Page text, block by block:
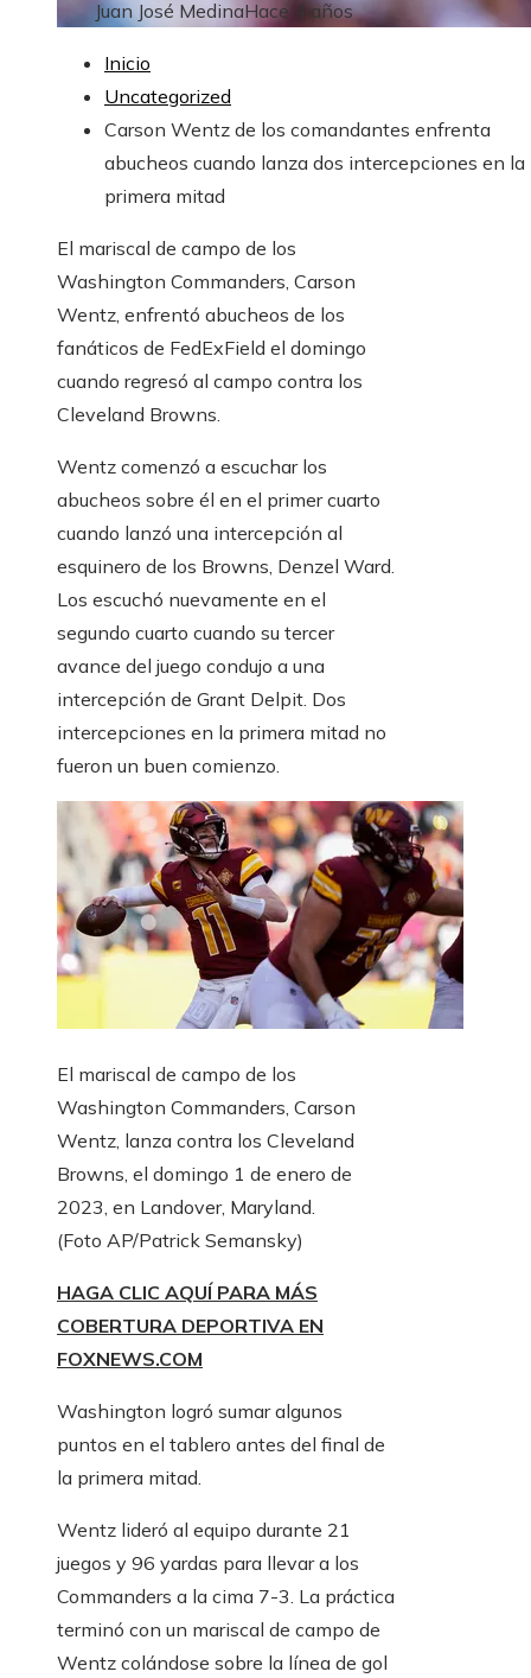
Juan José MedinaHace 4 años
Inicio
Uncategorized
Carson Wentz de los comandantes enfrenta
abucheos cuando lanza dos intercepciones en la
primera mitad
El mariscal de campo de los
Washington Commanders, Carson
Wentz, enfrentó abucheos de los
fanáticos de FedExField el domingo
cuando regresó al campo contra los
Cleveland Browns.
Wentz comenzó a escuchar los
abucheos sobre él en el primer cuarto
cuando lanzó una intercepción al
esquinero de los Browns, Denzel Ward.
Los escuchó nuevamente en el
segundo cuarto cuando su tercer
avance del juego condujo a una
intercepción de Grant Delpit. Dos
intercepciones en la primera mitad no
fueron un buen comienzo.
El mariscal de campo de los
Washington Commanders, Carson
Wentz, lanza contra los Cleveland
Browns, el domingo 1 de enero de
2023, en Landover, Maryland.
(Foto AP/Patrick Semansky)
HAGA CLIC AQUÍ PARA MÁS
COBERTURA DEPORTIVA EN
FOXNEWS.COM
Washington logró sumar algunos
puntos en el tablero antes del final de
la primera mitad.
Wentz lideró al equipo durante 21
juegos y 96 yardas para llevar a los
Commanders a la cima 7-3. La práctica
terminó con un mariscal de campo de
Wentz colándose sobre la línea de gol